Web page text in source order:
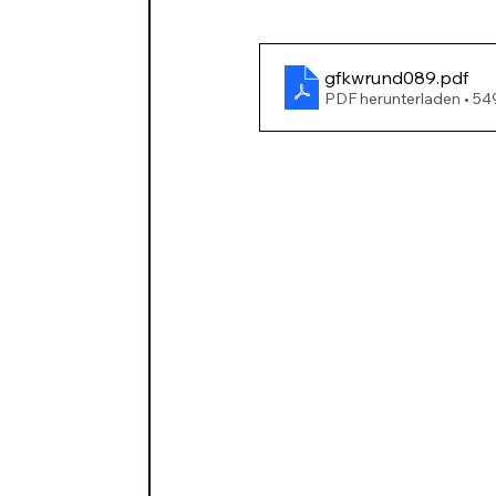
gfkwrund089.pdf
PDF herunterladen •